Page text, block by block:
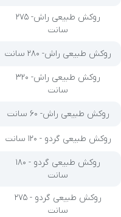
روکش طبیعی راش- 275
سانت
روکش طبیعی راش- 280 سانت
روکش طبیعی راش- 320
سانت
روکش طبیعی راش- 60 سانت
روکش طبیعی گردو - 120 سانت
روکش طبیعی گردو - 180
سانت
روکش طبیعی گردو - 275
سانت